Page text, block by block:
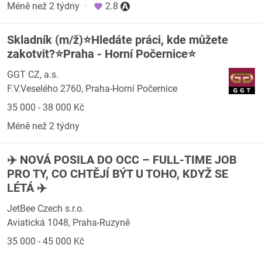
Méně než 2 týdny · 2.8
Skladník (m/ž)⭐️Hledáte práci, kde můžete
zakotvit?⭐️Praha - Horní Počernice⭐️
GGT CZ, a.s.
F.V.Veselého 2760, Praha-Horní Počernice
35 000 - 38 000 Kč
Méně než 2 týdny
✈️ NOVÁ POSILA DO OCC – FULL-TIME JOB
PRO TY, CO CHTĚJÍ BÝT U TOHO, KDYŽ SE
LÉTÁ ✈️
JetBee Czech s.r.o.
Aviatická 1048, Praha-Ruzyně
35 000 - 45 000 Kč